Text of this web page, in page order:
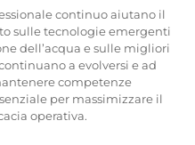
continuo aiutano il
sulle tecnologie emergenti
dell’acqua e sulle migliori
a evolversi e ad
competenze
per massimizzare il
operativa.